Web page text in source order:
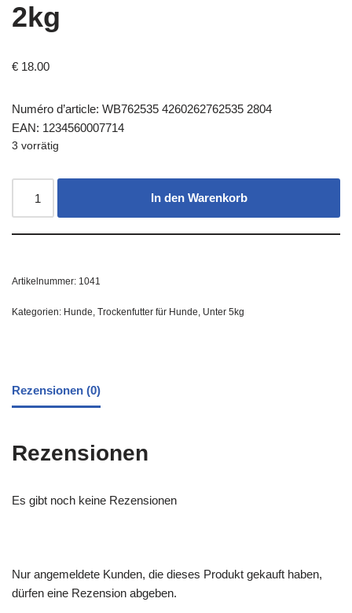
2kg
€ 18.00
Numéro d’article: WB762535 4260262762535 2804
EAN: 1234560007714
3 vorrätig
In den Warenkorb
Artikelnummer: 1041
Kategorien: Hunde, Trockenfutter für Hunde, Unter 5kg
Rezensionen (0)
Rezensionen
Es gibt noch keine Rezensionen
Nur angemeldete Kunden, die dieses Produkt gekauft haben,
dürfen eine Rezension abgeben.